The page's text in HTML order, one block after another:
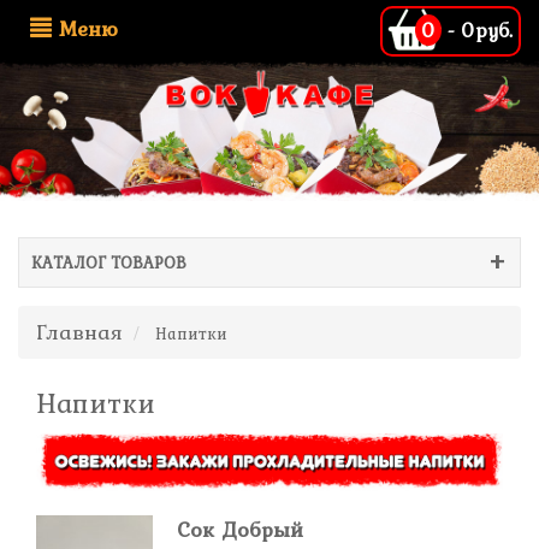
Меню 0 - 0руб.
КАТАЛОГ ТОВАРОВ
Главная Напитки
Напитки
Сок Добрый